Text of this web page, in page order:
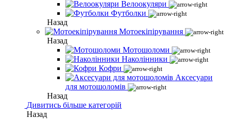
Велоокуляри
Футболки
Назад
Мотоекіпірування
Назад
Мотошоломи
Наколінники
Кофри
Аксесуари
для мотошоломів
Назад
Дивитись більше категорій
Назад